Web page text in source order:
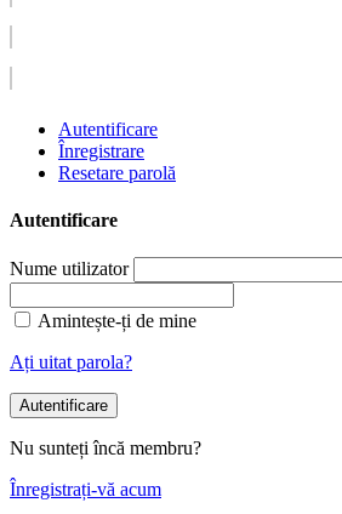
Autentificare
Înregistrare
Resetare parolă
Autentificare
Nume utilizator
Amintește-ți de mine
Ați uitat parola?
Autentificare
Nu sunteți încă membru?
Înregistrați-vă acum